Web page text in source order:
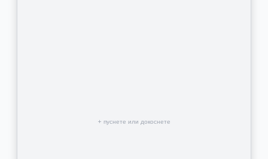
+ пуснете или докоснете